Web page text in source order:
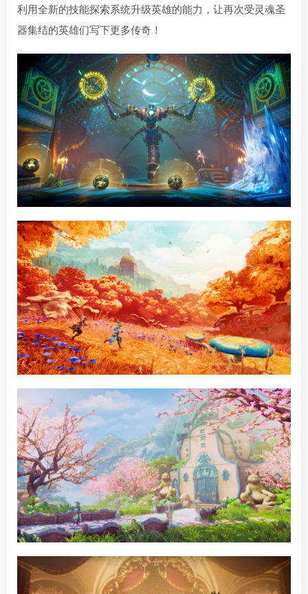
利用全新的技能探索系统升级英雄的能力，让再次受灵魂圣
器集结的英雄们写下更多传奇！